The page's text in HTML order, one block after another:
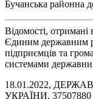
Бучанська районна
Відомості, отримані
Єдиним державним
підприємців та
системами
18.01.2022,
УКРАЇНИ,